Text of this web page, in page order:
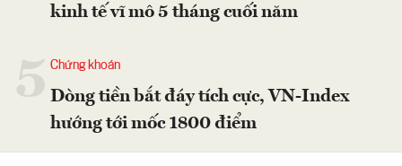
kinh tế vĩ mô 5 tháng cuối năm
Chứng khoán
Dòng tiền bắt đáy tích cực, VN-Index
hướng tới mốc 1800 điểm